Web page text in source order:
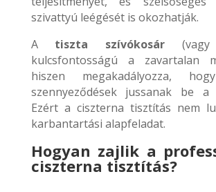
szivattyú leégését is okozhatják.
A tiszta szívókosár (vagy
kulcsfontosságú a zavartalan
hiszen megakadályozza,
szennyeződések jussanak be a
Ezért a ciszterna tisztítás nem
karbantartási alapfeladat.
Hogyan zajlik a
ciszterna tisztítás?